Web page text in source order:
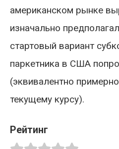
американском рынке
изначально
стартовый вариант
паркетника в США
(эквивалентно
текущему курсу).
Рейтинг